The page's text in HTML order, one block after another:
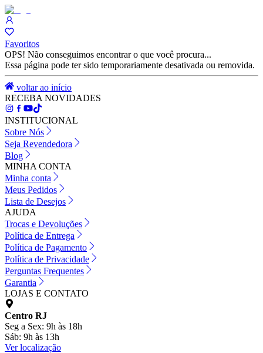
Favoritos
OPS! Não conseguimos encontrar o que você procura...
Essa página pode ter sido temporariamente desativada ou removida.
voltar ao início
RECEBA NOVIDADES
INSTITUCIONAL
Sobre Nós
Seja Revendedora
Blog
MINHA CONTA
Minha conta
Meus Pedidos
Lista de Desejos
AJUDA
Trocas e Devoluções
Política de Entrega
Política de Pagamento
Política de Privacidade
Perguntas Frequentes
Garantia
LOJAS E CONTATO
Centro RJ
Seg a Sex: 9h às 18h
Sáb: 9h às 13h
Ver localização